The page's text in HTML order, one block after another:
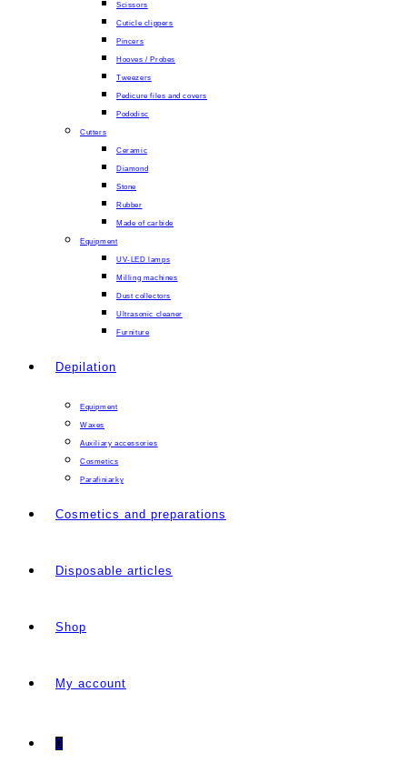
Scissors
Cuticle clippers
Pincers
Hooves / Probes
Tweezers
Pedicure files and covers
Pododisc
Cutters
Ceramic
Diamond
Stone
Rubber
Made of carbide
Equipment
UV-LED lamps
Milling machines
Dust collectors
Ultrasonic cleaner
Furniture
Depilation
Equipment
Waxes
Auxiliary accessories
Cosmetics
Parafiniarky
Cosmetics and preparations
Disposable articles
Shop
My account
0